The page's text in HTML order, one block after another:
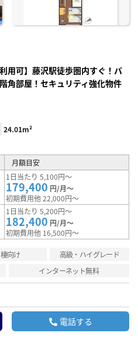
用可】藤沢駅徒歩圏内すぐ！バ
角部屋！セキュリティ強化物件
24.01m²
月額目安
1日当たり 5,100円～
179,400 円/月～
初期費用他 22,000円～
1日当たり 5,200円～
182,400 円/月～
初期費用他 16,500円～
向け
高級・ハイグレード
インターネット無料
電話する